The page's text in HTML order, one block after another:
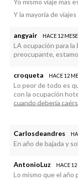
cuantitativamente
que nunca
vendan que trabajan
vez nos visitan
que dirigen el
conocimientos
abajo.
Y la mayoría de
angyair HACE 12
LA ocupación para
preocupante,
croqueta HACE 12
Lo peor de todo es
con la ocupación
cuando debería
Carlosdeandres
En año de bajada y
AntonioLuz HACE 12
Lo mismo que el año